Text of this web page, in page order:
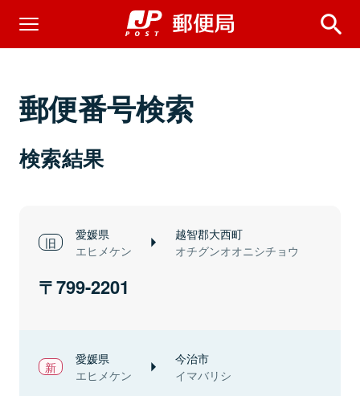
郵便番号検索
検索結果
愛媛県
エヒメケン
越智郡大西町
オチグンオオニシチョウ
799-2201
愛媛県
エヒメケン
今治市
イマバリシ